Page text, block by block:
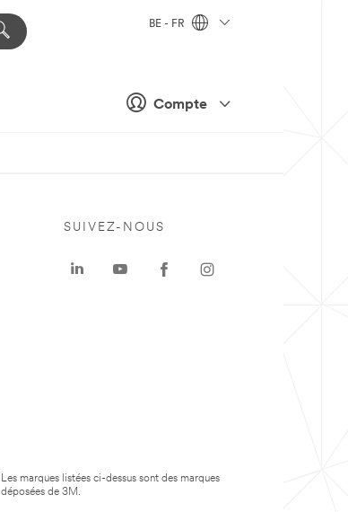
Compte
BE - FR
SUIVEZ-NOUS
Les marques listées ci-dessus sont des marques
déposées de 3M.